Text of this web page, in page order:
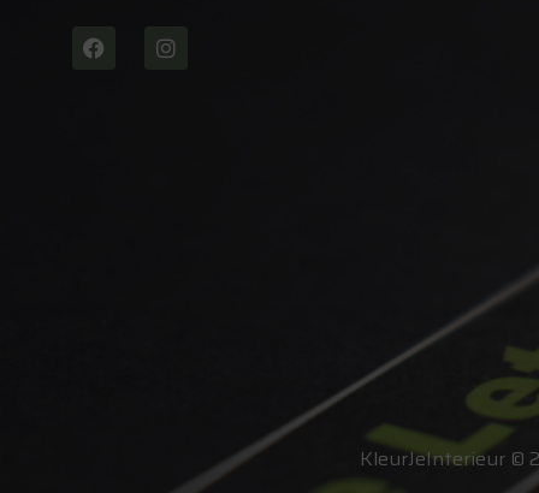
KleurJeInterieur ©